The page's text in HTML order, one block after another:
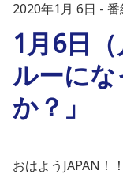
2020年1月 6日 番
1月6日
ルーに
か？」
おはようJAPAN！！